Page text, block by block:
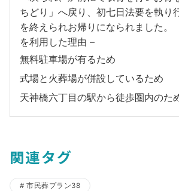
ちどり」へ戻り、初七日法要を執り
を終えられお帰りになられました
を利用した理由 –
無料駐車場が有るため
式場と火葬場が併設しているため
天神橋六丁目の駅から徒歩圏内のた
関連タグ
市民葬プラン38